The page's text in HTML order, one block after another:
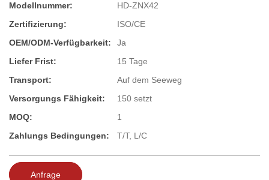
Modellnummer:
HD-ZNX42
Zertifizierung:
ISO/CE
OEM/ODM-Verfügbarkeit:
Ja
Liefer Frist:
15 Tage
Transport:
Auf dem Seeweg
Versorgungs Fähigkeit:
150 setzt
MOQ:
1
Zahlungs Bedingungen:
T/T, L/C
Anfrage